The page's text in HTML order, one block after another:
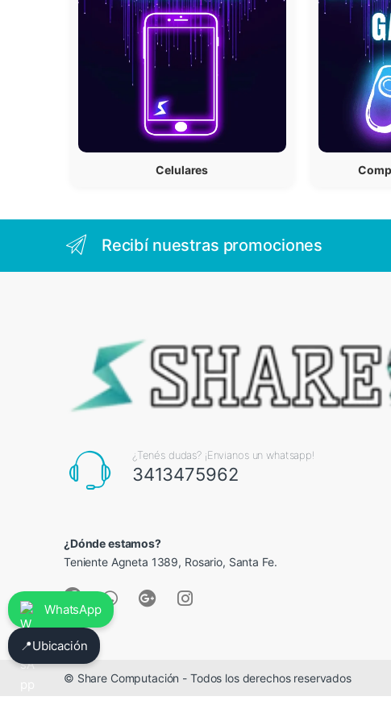
Celulares
Recibí nuestras promociones
¿Tenés dudas? ¡Envianos un whatsapp!
3413475962
¿Dónde estamos?
Teniente Agneta 1389, Rosario, Santa Fe.
© Share Computación - Todos los derechos reservados
WhatsApp
📍Ubicación